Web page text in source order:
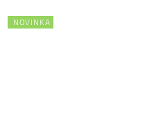
NOVINKA